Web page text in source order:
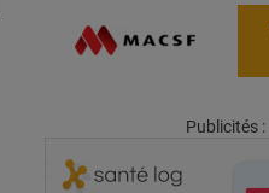
Publicités :